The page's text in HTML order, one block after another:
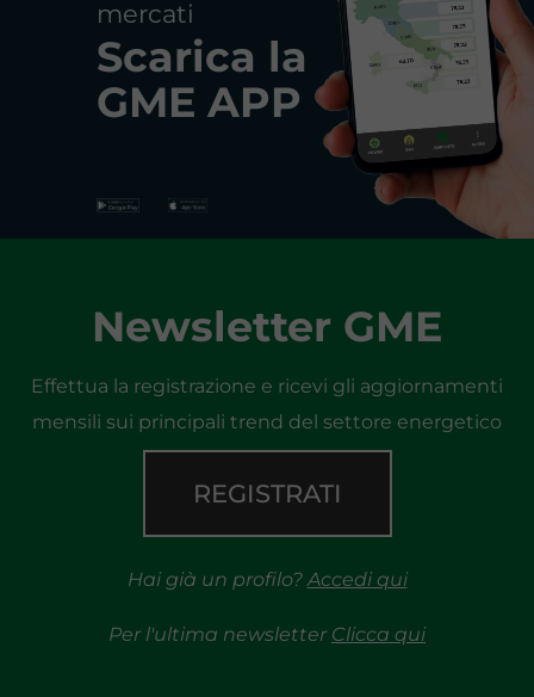
mercati
Scarica la
GME APP
Newsletter GME
Effettua la registrazione e ricevi gli aggiornamenti
mensili sui principali trend del settore energetico
REGISTRATI
Hai già un profilo?Accedi qui
Per l'ultima newsletter Clicca qui